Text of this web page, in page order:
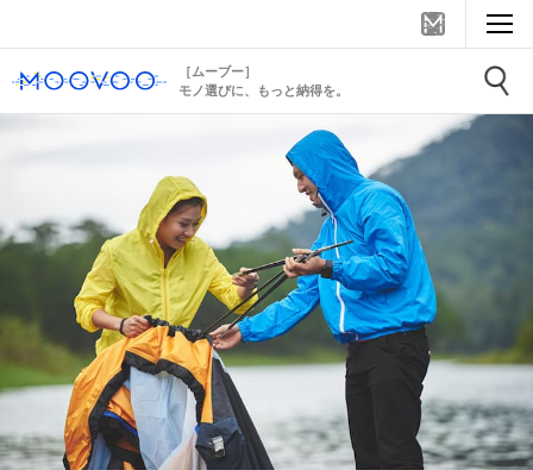
［ムーブー］
モノ選びに、もっと納得を。